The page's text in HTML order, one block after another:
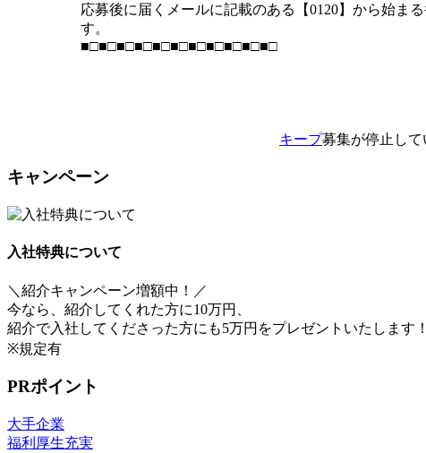
応募後に届くメールに記載のある【0120】から始ま
す。
■□■□■□■□■□■□■□■□■□■□■□
キープ募集が停止して
キャンペーン
入社特典について
＼紹介キャンペーン増額中！／
今なら、紹介してくれた方に10万円、
紹介で入社してくださった方にも5万円をプレゼントいたします！
※規定有
PRポイント
大手企業
福利厚生充実